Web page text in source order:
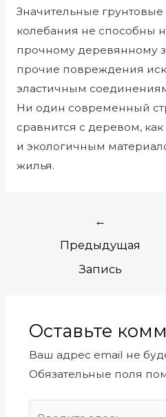
Значительные
колебания не способны
прочному деревянному
прочие повреждения
эластичным
Ни один современный
сравнится с деревом,
и экологичным
жилья.
←
Предыдущая
Запись
Оставьте
Ваш адрес email не
Обязательные поля